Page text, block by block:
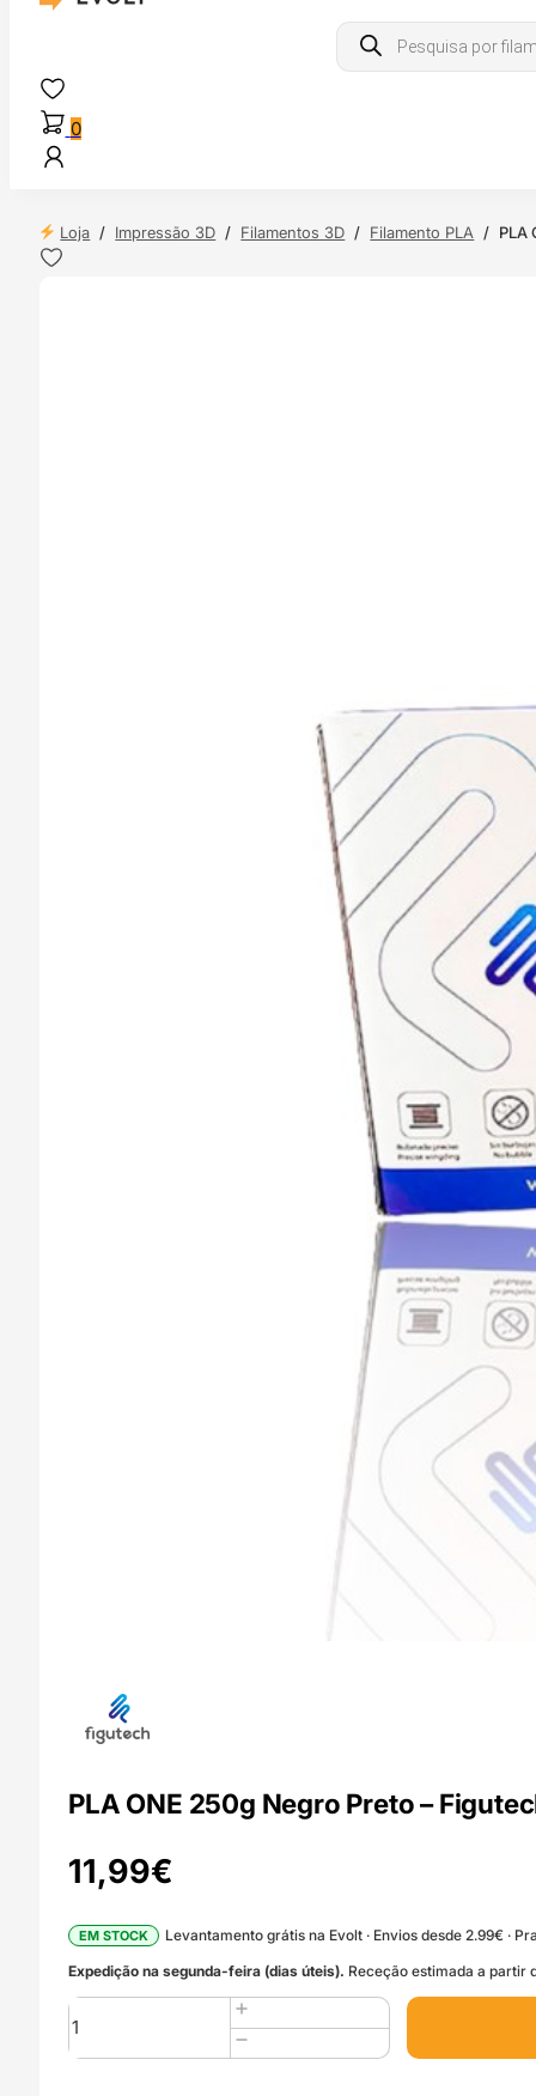
Products
search
0
Loja / Impressão 3D / Filamentos 3D / Filamento PLA / PLA
PLA ONE 250g Negro Preto –
11,99€
EM STOCK
Levantamento grátis na Evolt · Envios desde 2.99€ ·
Expedição na segunda-feira (dias úteis). Receção estimada a partir
Quantidade
de
PLA